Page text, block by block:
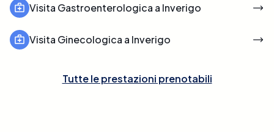
Visita Gastroenterologica a Inverigo
Visita Ginecologica a Inverigo
Tutte le prestazioni prenotabili